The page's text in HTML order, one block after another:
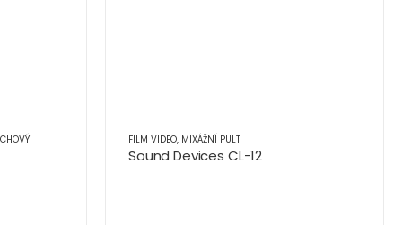
FILM VIDEO, MIXÁŽNÍ PULT
Sound Devices CL-12